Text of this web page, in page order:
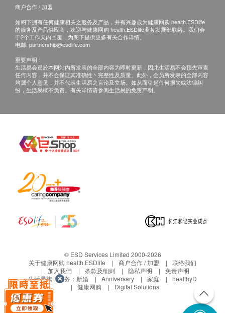
商户合作 / 加盟
如阁下拥有任何健康相关之服务及产品，并有兴趣成为健康网购 health.ESDlife
的服务及产品供应商，欢迎与健康网购 health.ESDlife业务发展部联络。我们会
于2个工作天内回覆，为阁下提供更多有关合作详情。
电邮: partnership@esdlife.com
重要声明：
生活易会员於本网站内所发表的全部内容为即时更新，因此生活易不会预先审查
任何内容，并不会保证其准确性丶完整性及质量。此外，会员所发表的全部内容
均属个人意见，并不代表生活易之言论及立场。如从而引起任何损失或法律纠
纷，生活易概不负责。有关详情请参阅生活易的免责声明。
© ESD Services Limited 2000-2026
关于健康网购 health.ESDlife
商户合作 / 加盟
联络我们
加入我們
条款及细则 隐私声明
免责声明
生活易旗下业务： 新婚 Anniversary 家庭
healthyD
健康网购
Digital Solutions